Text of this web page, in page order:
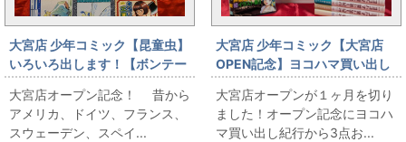
大宮店 少年コミック【昆童虫】
いろいろ出します！【ボンテー
ジフェアリーズ】
大宮店オープン記念！ 昔から
アメリカ、ドイツ、フランス、
スウェーデン、スペイ...
大宮店 少年コミック【大宮店
OPEN記念】ヨコハマ買い出し
紀行全10巻初版帯付セット＆ポ
ストカードブック＆画集(初回特
典付き・未開封)出します‼！
大宮店オープンが１ヶ月を切り
ました！オープン記念にヨコハ
マ買い出し紀行から3点お...